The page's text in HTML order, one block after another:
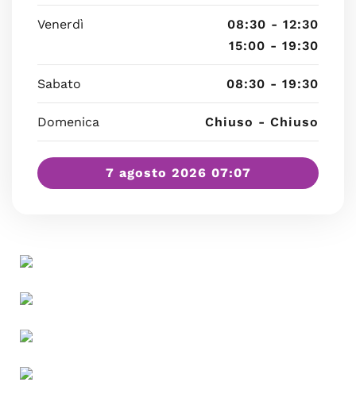
Venerdì
08:30 - 12:30
15:00 - 19:30
Sabato 08:30 - 19:30
Domenica Chiuso - Chiuso
7 agosto 2026 07:07